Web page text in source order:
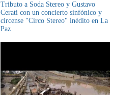
Tributo a Soda Stereo y Gustavo
Cerati con un concierto sinfónico y
circense "Circo Stereo" inédito en La
Paz